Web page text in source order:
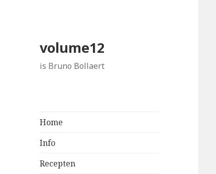
volume12
is Bruno Bollaert
Home
Info
Recepten